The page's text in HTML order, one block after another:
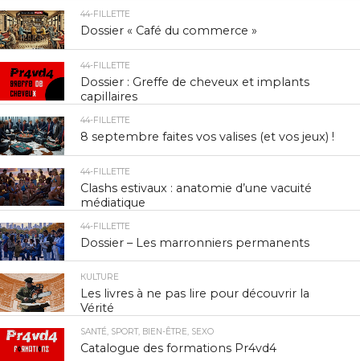
44-FILLETTE
Dossier « Café du commerce »
44-FILLETTE
Dossier : Greffe de cheveux et implants
capillaires
44-FILLETTE
8 septembre faites vos valises (et vos jeux) !
44-FILLETTE
Clashs estivaux : anatomie d’une vacuité
médiatique
44-FILLETTE
Dossier – Les marronniers permanents
КULTURE
Les livres à ne pas lire pour découvrir la
Vérité
SANTÉ, SPORT, BIEN-ÊTRE, SEXO
Catalogue des formations Pr4vd4